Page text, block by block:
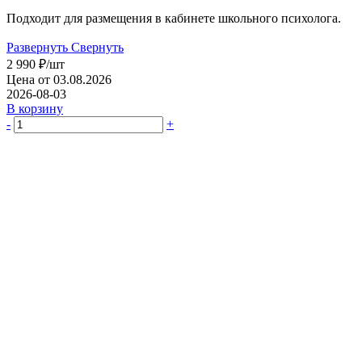
Подходит для размещения в кабинете школьного психолога.
Развернуть Свернуть
2 990 ₽/шт
Цена от 03.08.2026
2026-08-03
В корзину
-
+